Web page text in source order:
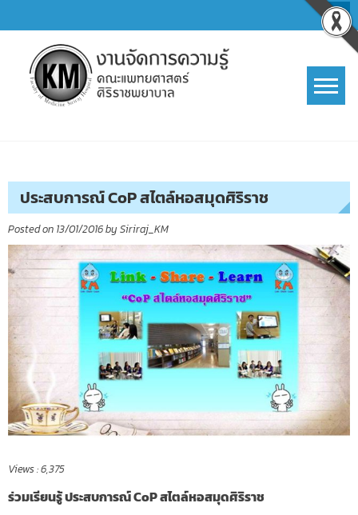
to
content
ประสบการณ์ CoP สไตล์หอสมุดศิริราช
Posted on 13/01/2016by Siriraj_KM
Views :6,375
ร่วมเรียนรู้ ประสบการณ์ CoP สไตล์หอสมุดศิริราช